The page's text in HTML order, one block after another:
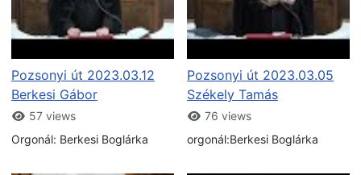
Pozsonyi út 2023.03.12
Berkesi Gábor
57 views
Orgonál: Berkesi Boglárka
Pozsonyi út 2023.03.05
Székely Tamás
76 views
orgonál:Berkesi Boglárka